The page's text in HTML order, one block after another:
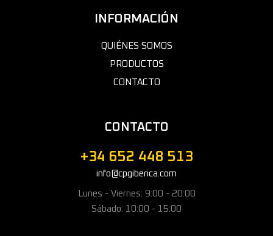
INFORMACIÓN
QUIÉNES SOMOS
PRODUCTOS
CONTACTO
CONTACTO
+34 652 448 513
info@cpgiberica.com
Lunes - Viernes: 9:00 - 20:00
Sábado: 10:00 - 15:00